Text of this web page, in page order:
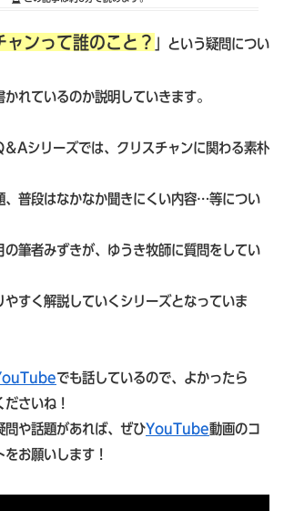
ャンって誰のこと？
」という疑問につい
れているのか説明していきます。
Aシリーズでは、クリスチャンに関わる素朴
、普段はなかなか聞きにくい内容…等につい
の筆者みずきが、ゆうき牧師に質問をしてい
やすく解説していくシリーズとなっていま
でも話しているので、よかったら
ださいね！
問や話題があれば、ぜひYouTube動画のコ
お願いします！